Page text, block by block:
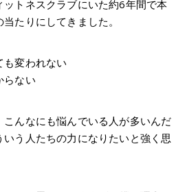
ットネスクラブにいた約6年間で本
たりにしてきました。
も変われない
らない
んなにも悩んでいる人が多いんだ
う人たちの力になりたいと強く思